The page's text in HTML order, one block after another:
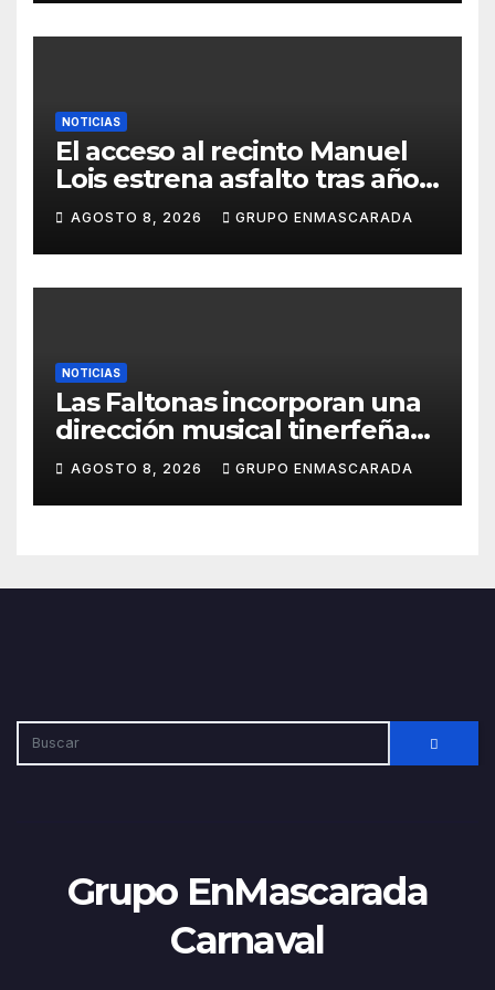
NOTICIAS
El acceso al recinto Manuel
Lois estrena asfalto tras años
de espera
AGOSTO 8, 2026 GRUPO ENMASCARADA
NOTICIAS
Las Faltonas incorporan una
dirección musical tinerfeña
para afrontar con ilusión el
Carnaval de Lanzarote
AGOSTO 8, 2026 GRUPO ENMASCARADA
Grupo EnMascarada
Carnaval